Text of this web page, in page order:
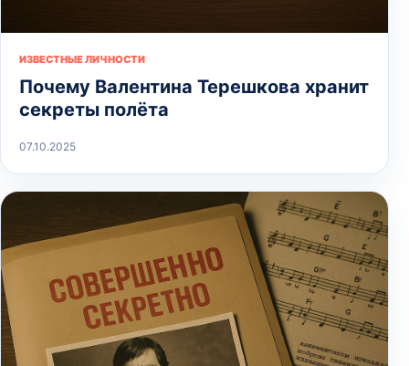
ИЗВЕСТНЫЕ ЛИЧНОСТИ
Почему Валентина Терешкова хранит
секреты полёта
07.10.2025